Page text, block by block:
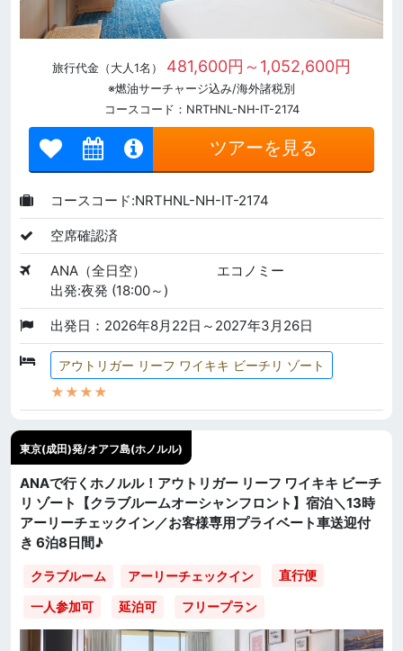
旅行代金（大人1名） 481,600円～1,052,600円
※燃油サーチャージ込み/海外諸税別
コースコード：NRTHNL-NH-IT-2174
ツアーを見る
コースコード:NRTHNL-NH-IT-2174
空席確認済
ANA（全日空）
エコノミー
出発:夜発 (18:00～)
出発日：2026年8月22日～2027年3月26日
アウトリガー リーフ ワイキキ ビーチリ ゾート
★★★★
東京(成田)発/オアフ島(ホノルル)
ANAで行くホノルル！アウトリガー リーフ ワイキキ ビーチ
リ ゾート【クラブルームオーシャンフロント】宿泊＼13時
アーリーチェックイン／お客様専用プライベート車送迎付
き 6泊8日間♪
クラブルーム アーリーチェックイン 直行便
一人参加可 延泊可 フリープラン